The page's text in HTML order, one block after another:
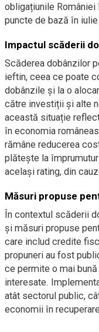
obligațiunile
puncte de bază în
Impactul scăderii
Scăderea dobânzilor
ieftin, ceea ce poate
dobânzile și la o
către investiții și alte
această situație
în economia
rămâne reducerea
plătește la
același rating, din
Măsuri propuse
În contextul scăderii
și măsuri propuse
care includ credite
propuneri au fost
ce permite o mai
interesate.
atât sectorul public,
economii în